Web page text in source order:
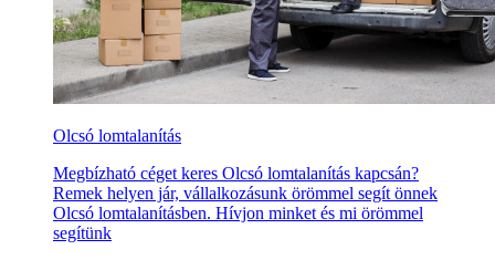
Olcsó lomtalanítás
Megbízható céget keres Olcsó lomtalanítás kapcsán?
Remek helyen jár, vállalkozásunk örömmel segít önnek
Olcsó lomtalanításben. Hívjon minket és mi örömmel
segítünk